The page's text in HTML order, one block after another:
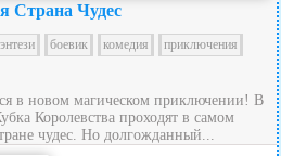
Страна Чудес
боевик комедия
приключения
в новом магическом приключении! В
Королевства проходят в самом
чудес. Но долгожданный...